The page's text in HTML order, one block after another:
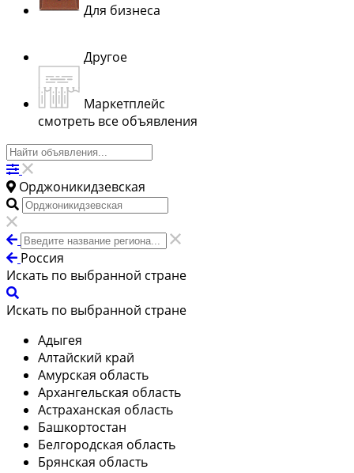
Для бизнеса
Другое
Маркетплейс
смотреть все объявления
Орджоникидзевская
Россия
Искать по выбранной стране
Искать по выбранной стране
Адыгея
Алтайский край
Амурская область
Архангельская область
Астраханская область
Башкортостан
Белгородская область
Брянская область